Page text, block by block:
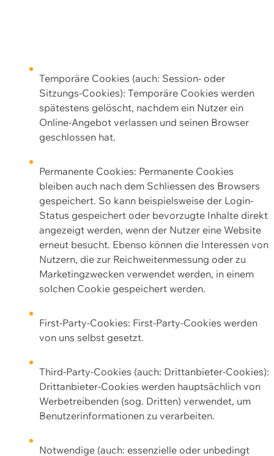
Temporäre Cookies (auch: Session- oder
Sitzungs-Cookies): Temporäre Cookies werden
spätestens gelöscht, nachdem ein Nutzer ein
Online-Angebot verlassen und seinen Browser
geschlossen hat.
Permanente Cookies: Permanente Cookies
bleiben auch nach dem Schliessen des Browsers
gespeichert. So kann beispielsweise der Login-
Status gespeichert oder bevorzugte Inhalte direkt
angezeigt werden, wenn der Nutzer eine Website
erneut besucht. Ebenso können die Interessen von
Nutzern, die zur Reichweitenmessung oder zu
Marketingzwecken verwendet werden, in einem
solchen Cookie gespeichert werden.
First-Party-Cookies: First-Party-Cookies werden
von uns selbst gesetzt.
Third-Party-Cookies (auch: Drittanbieter-Cookies):
Drittanbieter-Cookies werden hauptsächlich von
Werbetreibenden (sog. Dritten) verwendet, um
Benutzerinformationen zu verarbeiten.
Notwendige (auch: essenzielle oder unbedingt